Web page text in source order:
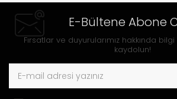
E-Bültene Abone
Fırsatlar ve duyurularımız hakkında
kaydolun!